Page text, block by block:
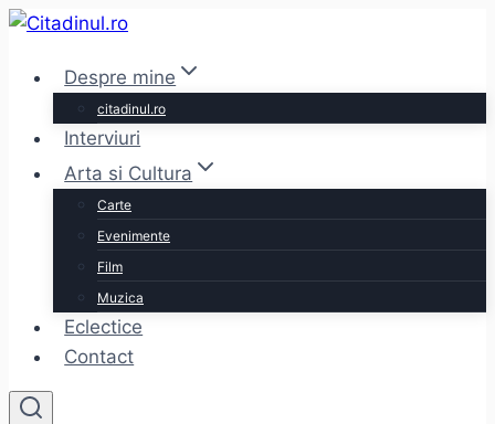
Skip
contentDespre mine
citadinul.ro
Interviuri
Arta si Cultura
Carte
Evenimente
Film
Muzica
Eclectice
Contact